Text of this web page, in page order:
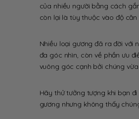
của nhiều người bằng cách
còn lại là tùy thuộc vào độ
Nhiều loại gương đã ra đời với
đa góc nhìn, còn về phần ưu
vuông góc cạnh bởi chúng
Hãy thử tưởng tượng khi bạn
gương nhưng không thấy